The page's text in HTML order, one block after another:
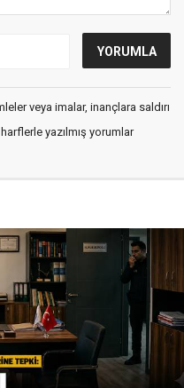
veya imalar, inançlara saldırı
yazılmış yorumlar